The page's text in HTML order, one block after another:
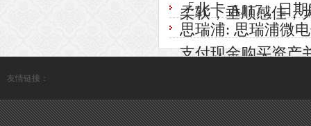
柔软，垂顺感佳，
「北卡 AJ17」日
思瑞浦: 思瑞浦微
支付现金购买资产
友情链接：